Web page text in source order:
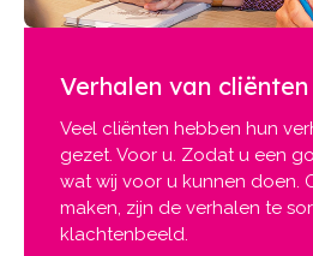
Verhalen van cliënten
Veel cliënten hebben hun
gezet. Voor u. Zodat u een
wat wij voor u kunnen doen.
maken, zijn de verhalen te
klachtenbeeld.